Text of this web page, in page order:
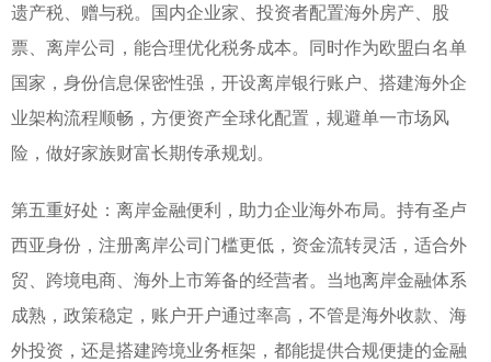
遗产税、赠与税。国内企业家、投资者配置海外房产、股
票、离岸公司，能合理优化税务成本。同时作为欧盟白名单
国家，身份信息保密性强，开设离岸银行账户、搭建海外企
业架构流程顺畅，方便资产全球化配置，规避单一市场风
险，做好家族财富长期传承规划。
第五重好处：离岸金融便利，助力企业海外布局。持有圣卢
西亚身份，注册离岸公司门槛更低，资金流转灵活，适合外
贸、跨境电商、海外上市筹备的经营者。当地离岸金融体系
成熟，政策稳定，账户开户通过率高，不管是海外收款、海
外投资，还是搭建跨境业务框架，都能提供合规便捷的金融